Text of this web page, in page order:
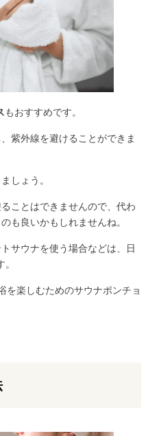
もおすすめです。
紫外線を避けることができま
しょう。
ことはできませんので、代わ
も良いかもしれませんね。
サウナを使う場合などは、日
を楽しむためのサウナポンチョ